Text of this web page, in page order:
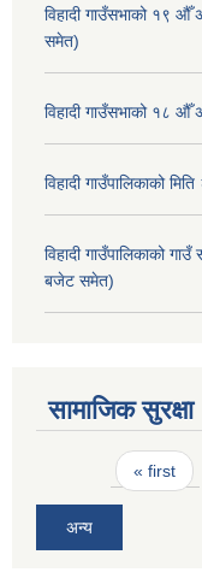
विहादी गाउँसभाको १९
समेत)
विहादी गाउँसभाको १८ औँ
विहादी गाउँपालिकाको
विहादी गाउँपालिकाको
बजेट समेत)
सामाजिक सुरक्षा
Pages« first
अन्य